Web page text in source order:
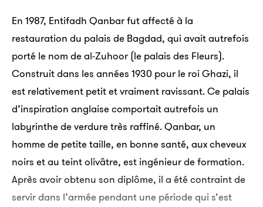
En 1987, Entifadh Qanbar fut affecté à la
restauration du palais de Bagdad, qui avait autrefois
porté le nom de al-Zuhoor (le palais des Fleurs).
Construit dans les années 1930 pour le roi Ghazi, il
est relativement petit et vraiment ravissant. Ce palais
d’inspiration anglaise comportait autrefois un
labyrinthe de verdure très raffiné. Qanbar, un
homme de petite taille, en bonne santé, aux cheveux
noirs et au teint olivâtre, est ingénieur de formation.
Après avoir obtenu son diplôme, il a été contraint de
servir dans l’armée pendant une période qui s’est